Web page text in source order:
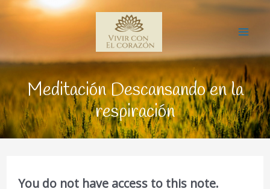
Meditación Descansando en la
respiración
You do not have access to this note.